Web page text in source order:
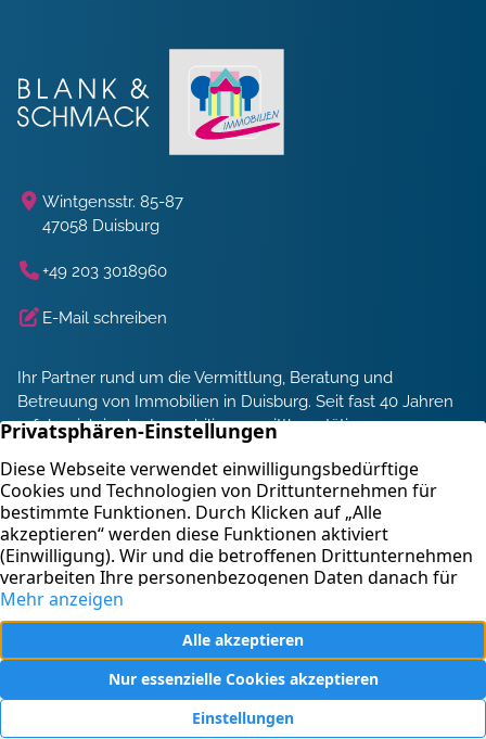
Wintgensstr. 85-87
47058 Duisburg
+49 203 3018960
E-Mail schreiben
Ihr Partner rund um die Vermittlung, Beratung und
Betreuung von Immobilien in Duisburg. Seit fast 40 Jahren
erfolgreich in der Immobilienvermittlung tätig.
Energieberatung und Service
Immobilienbewertung
Kontakt
Blank & Schmack Immobilien, Inh. Claus Stuckardt e. K. –
Immobilienmakler Duisburg
ImpressumDatenschutz